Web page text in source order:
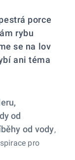
porce
rybu
se na lov
ani téma
od
od vody,
pro